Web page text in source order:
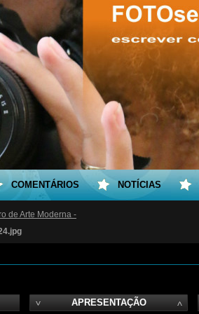
de Arte Moderna -
APRESENTAÇÃO
COMENTÁRIOS NOTÍCIAS